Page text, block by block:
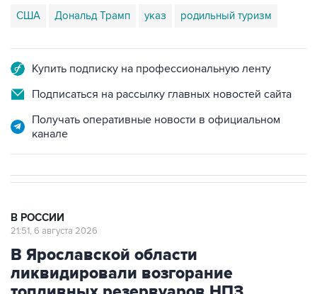
США Дональд Трамп указ родильный туризм
Купить подписку на профессиональную ленту
Подписаться на рассылку главных новостей сайта
Получать оперативные новости в официальном
канале
В РОССИИ
21:51, 6 августа 2026
В Ярославской области
ликвидировали возгорание